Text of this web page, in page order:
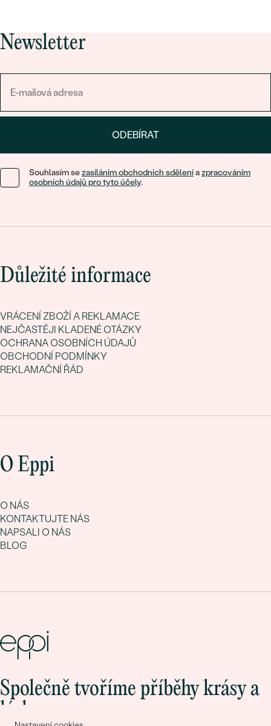
Newsletter
ODEBÍRAT
Souhlasím sezasíláním obchodních sděleníazpracováním
osobních údajů pro tyto účely.
Důležité informace
VRÁCENÍ ZBOŽÍ A REKLAMACE
NEJČASTĚJI KLADENÉ OTÁZKY
OCHRANA OSOBNÍCH ÚDAJŮ
OBCHODNÍ PODMÍNKY
REKLAMAČNÍ ŘÁD
O Eppi
O NÁS
KONTAKTUJTE NÁS
NAPSALI O NÁS
BLOG
Společně tvoříme příběhy krásy a
lásky